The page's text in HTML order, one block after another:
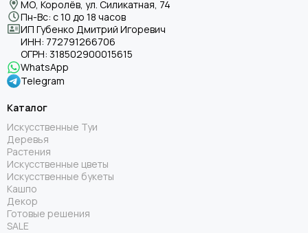
МО, Королёв, ул. Силикатная, 74
Пн-Вс: с 10 до 18 часов
ИП Губенко Дмитрий Игоревич
ИНН: 772791266706
ОГРН: 318502900015615
WhatsApp
Telegram
Каталог
Искусственные Туи
Деревья
Растения
Искусственные цветы
Искусственные букеты
Кашпо
Декор
Готовые решения
SALE